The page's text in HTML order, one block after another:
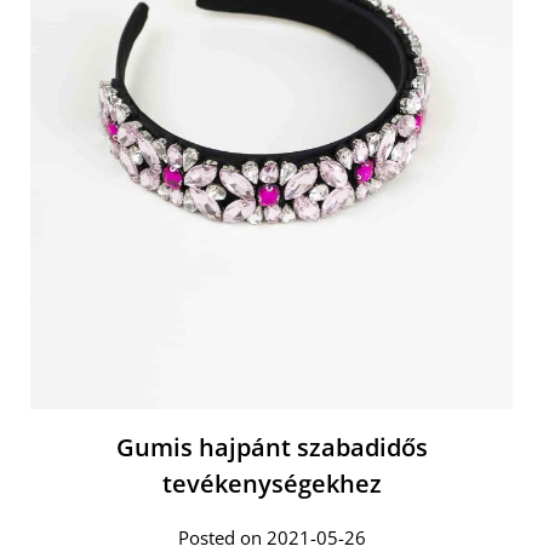
Gumis hajpánt szabadidős
tevékenységekhez
Posted on 2021-05-26